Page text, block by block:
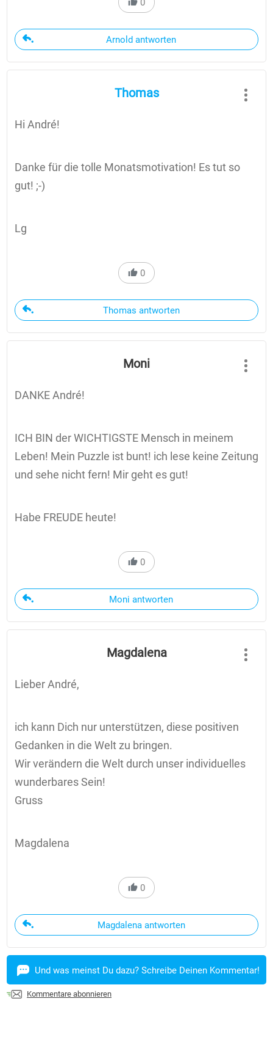
0
Arnold antworten
Thomas
Hi André!
Danke für die tolle Monatsmotivation! Es tut so
gut! ;-)
Lg
0
Thomas antworten
Moni
DANKE André!
ICH BIN der WICHTIGSTE Mensch in meinem
Leben! Mein Puzzle ist bunt! ich lese keine Zeitung
und sehe nicht fern! Mir geht es gut!
Habe FREUDE heute!
0
Moni antworten
Magdalena
Lieber André,
ich kann Dich nur unterstützen, diese positiven
Gedanken in die Welt zu bringen.
Wir verändern die Welt durch unser individuelles
wunderbares Sein!
Gruss
Magdalena
0
Magdalena antworten
Und was meinst Du dazu? Schreibe Deinen Kommentar!
Kommentare abonnieren